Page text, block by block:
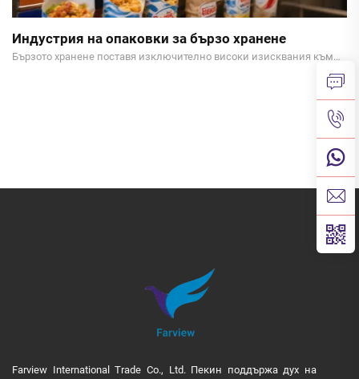
Индустрия на опаковки за бързо хранене
Бързото хранене поставя изключително високи изисквания към
срещу мазнини и екологичност, се превръща в ключов опаковъчен
Farview International Trade Co., Ltd. Пекин поддържа дух на